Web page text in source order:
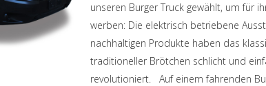
unseren Burger Truck gewählt, um für
werben: Die elektrisch betriebene
nachhaltigen Produkte haben das
traditioneller Brötchen schlicht und
revolutioniert. Auf einem fahrenden